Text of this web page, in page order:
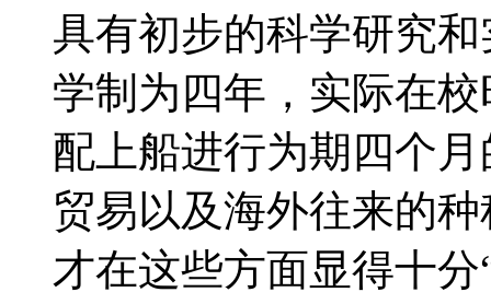
具有初步的科学研究
学制为四年，实际在
配上船进行为期四个
贸易以及海外往来的
才在这些方面显得十